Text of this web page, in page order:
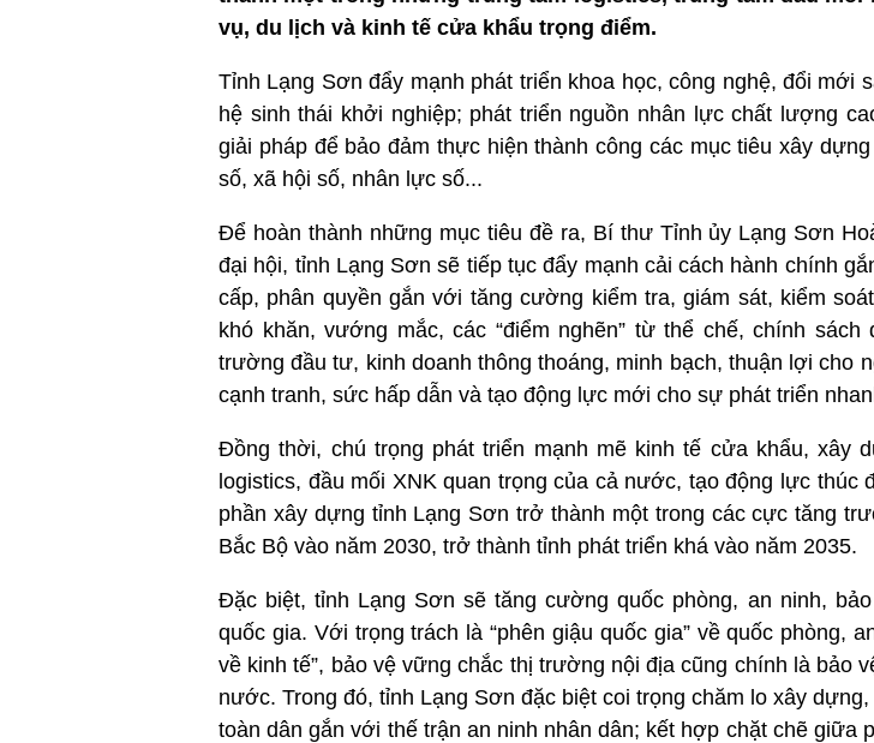
vụ, du lịch và kinh tế cửa khẩu trọng điểm.
Tỉnh Lạng Sơn đẩy mạnh phát triển khoa học, công nghệ, đổi mới
hệ sinh thái khởi nghiệp; phát triển nguồn nhân lực chất lượng
giải pháp để bảo đảm thực hiện thành công các mục tiêu xây
số, xã hội số, nhân lực số...
Để hoàn thành những mục tiêu đề ra, Bí thư Tỉnh ủy Lạng Sơn
đại hội, tỉnh Lạng Sơn sẽ tiếp tục đẩy mạnh cải cách hành chính
cấp, phân quyền gắn với tăng cường kiểm tra, giám sát, kiểm
khó khăn, vướng mắc, các “điểm nghẽn” từ thể chế, chính
trường đầu tư, kinh doanh thông thoáng, minh bạch, thuận lợi cho
cạnh tranh, sức hấp dẫn và tạo động lực mới cho sự phát triển
Đồng thời, chú trọng phát triển mạnh mẽ kinh tế cửa khẩu, xây
logistics, đầu mối XNK quan trọng của cả nước, tạo động lực thúc
phần xây dựng tỉnh Lạng Sơn trở thành một trong các cực tăng
Bắc Bộ vào năm 2030, trở thành tỉnh phát triển khá vào năm 2035.
Đặc biệt, tỉnh Lạng Sơn sẽ tăng cường quốc phòng, an ninh,
quốc gia. Với trọng trách là “phên giậu quốc gia” về quốc phòng,
về kinh tế”, bảo vệ vững chắc thị trường nội địa cũng chính là bảo
nước. Trong đó, tỉnh Lạng Sơn đặc biệt coi trọng chăm lo xây
toàn dân gắn với thế trận an ninh nhân dân; kết hợp chặt chẽ giữa